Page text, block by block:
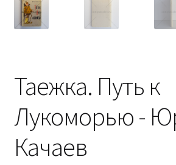
Таежка. Путь к
Лукоморью -
Качаев